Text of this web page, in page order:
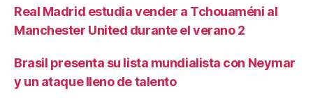
Real Madrid estudia vender a Tchouaméni al
Manchester United durante el verano 2
Brasil presenta su lista mundialista con Neymar
y un ataque lleno de talento